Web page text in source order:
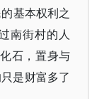
基本权利之
南街村的人
石，置身与
是财富多了